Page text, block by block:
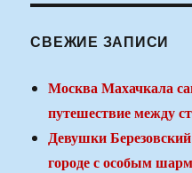
СВЕЖИЕ ЗАПИСИ
Москва Махачкала
путешествие между
Девушки
городе с особым